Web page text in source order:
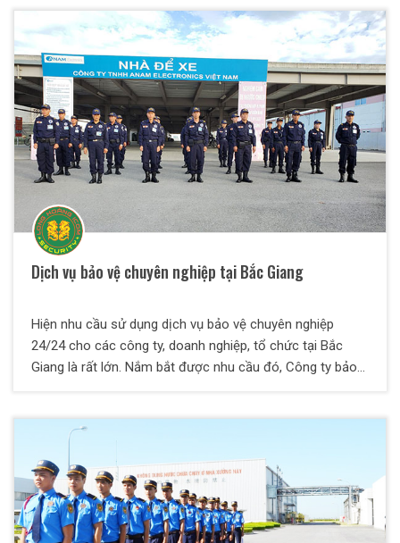
doanh nghiệp, hộ kinh doanh. Dịch vụ bảo vệ chuyên
nghiệp tại Thái Bình ra đời là để giải quyết nối lo cho các
tổ chức, doanh nghiệp trong và ngoài nước
Dịch vụ bảo vệ chuyên nghiệp tại Bắc Giang
Hiện nhu cầu sử dụng dịch vụ bảo vệ chuyên nghiệp
24/24 cho các công ty, doanh nghiệp, tổ chức tại Bắc
Giang là rất lớn. Nắm bắt được nhu cầu đó, Công ty bảo
Long Hoàng ICOM tại Bắc Giang hiện là đối tác cung cấp
trong và ngoài nước tại Bắc Giang đã và đang được
khách hàng đánh giá cao.